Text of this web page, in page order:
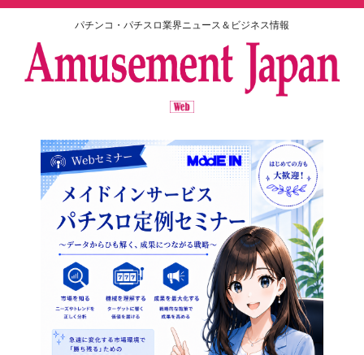
パチンコ・パチスロ業界ニュース＆ビジネス情報